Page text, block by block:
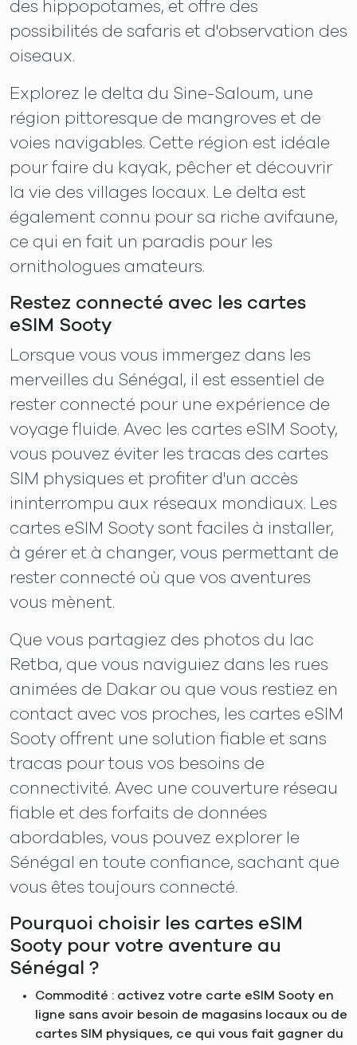
des hippopotames, et offre des
possibilités de safaris et d'observation des
oiseaux.
Explorez le delta du Sine-Saloum, une
région pittoresque de mangroves et de
voies navigables. Cette région est idéale
pour faire du kayak, pêcher et découvrir
la vie des villages locaux. Le delta est
également connu pour sa riche avifaune,
ce qui en fait un paradis pour les
ornithologues amateurs.
Restez connecté avec les cartes
eSIM Sooty
Lorsque vous vous immergez dans les
merveilles du Sénégal, il est essentiel de
rester connecté pour une expérience de
voyage fluide. Avec les cartes eSIM Sooty,
vous pouvez éviter les tracas des cartes
SIM physiques et profiter d'un accès
ininterrompu aux réseaux mondiaux. Les
cartes eSIM Sooty sont faciles à installer,
à gérer et à changer, vous permettant de
rester connecté où que vos aventures
vous mènent.
Que vous partagiez des photos du lac
Retba, que vous naviguiez dans les rues
animées de Dakar ou que vous restiez en
contact avec vos proches, les cartes eSIM
Sooty offrent une solution fiable et sans
tracas pour tous vos besoins de
connectivité. Avec une couverture réseau
fiable et des forfaits de données
abordables, vous pouvez explorer le
Sénégal en toute confiance, sachant que
vous êtes toujours connecté.
Pourquoi choisir les cartes eSIM
Sooty pour votre aventure au
Sénégal ?
Commodité : activez votre carte eSIM Sooty en
ligne sans avoir besoin de magasins locaux ou de
cartes SIM physiques, ce qui vous fait gagner du